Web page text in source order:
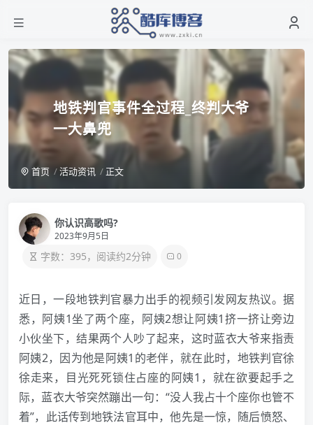
地铁判官事件全过程_终判大爷
一大鼻兜
首页 活动资讯 正文
你认识高歌吗?
2023年9月5日
字数：395，阅读约2分钟 0
近日，一段地铁判官暴力出手的视频引发网友热议。据
悉，阿姨1坐了两个座，阿姨2想让阿姨1挤一挤让旁边
小伙坐下，结果两个人吵了起来，这时蓝衣大爷来指责
阿姨2，因为他是阿姨1的老伴，就在此时，地铁判官徐
徐走来，目光死死锁住占座的阿姨1，就在欲要起手之
际，蓝衣大爷突然蹦出一句：“没人我占十个座你也管不
着”，此话传到地铁法官耳中，他先是一惊，随后愤怒、